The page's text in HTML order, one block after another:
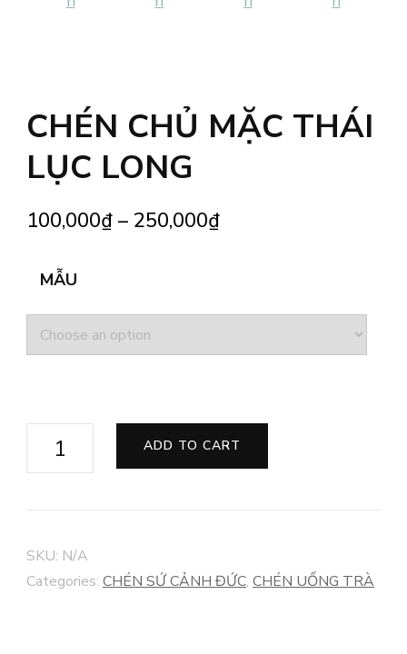
CHÉN CHỦ MẶC THÁI
LỤC LONG
100,000₫ – 250,000₫
MẪU
CHÉN
LỤC
LONG
ADD TO CART
SKU: N/A
Categories: CHÉN SỨ CẢNH ĐỨC, CHÉN UỐNG TRÀ